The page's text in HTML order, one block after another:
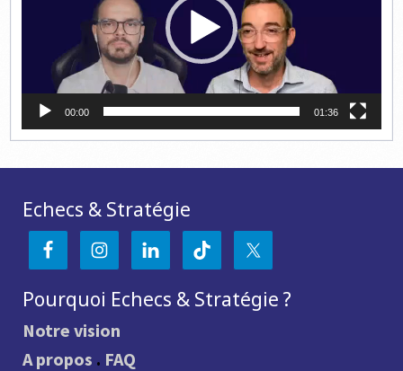
00:00 01:36
Echecs & Stratégie
Pourquoi Echecs & Stratégie ?
Notre vision
A propos . FAQ